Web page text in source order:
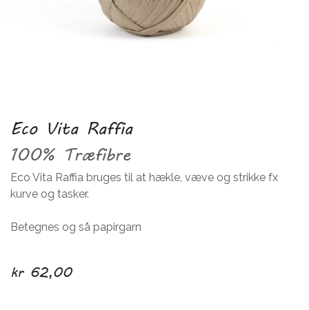
Eco Vita Raffia
100% Træfibre
Eco Vita Raffia bruges til at hækle, væve og strikke fx
kurve og tasker.
Betegnes og så papirgarn
kr 62,00